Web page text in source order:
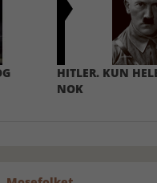
HITLER. KUN
NOK